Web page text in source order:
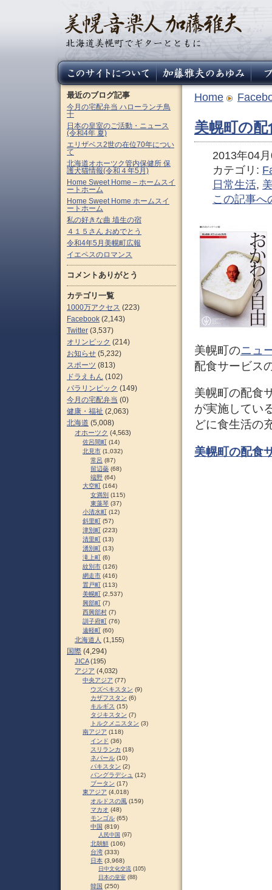
Home
美幌町の
2013年04
カテゴリ:
日常生活,
この記事へ
美幌町のニュ
配食サービス
美幌町の配食
が実施してい
どに食生活の
美幌町の配食
最近のブログ記事
今月の宅配弁当 ハローランチ鳥
十
日本の皇室のご活動・ニュース
(令和4年 夏)
エリザベス2世の在位70年につい
て
北海道オホーツク管内保健所 保
護犬猫情報(令和４年5月)
Home Sweet Home – ホームスイ
ートホーム
Home Sweet Home ホームスイ
ートホーム
私の好きな曲 埴生の宿
４１５さん おめでとう
令和4年5月美幌町広報
イエペスのロマンス
コメントありがとう
カテゴリ一覧
1000万アクセス (223)
Facebook (2,143)
Twitter (3,537)
オリンピック (214)
お知らせ (5,232)
スポーツ (813)
ドラえもん (102)
パラリンピック (149)
今月の宅配弁当 (0)
健康・福祉 (2,063)
北海道 (5,008)
オホーツク (4,563)
佐呂間町 (14)
北見市 (1,032)
常呂 (87)
留辺蘂 (68)
端野 (64)
大空町 (164)
女満別 (115)
東藻琴 (37)
小清水町 (12)
斜里町 (57)
津別町 (223)
清里町 (13)
湧別町 (13)
滝上町 (6)
紋別市 (126)
網走市 (416)
置戸町 (113)
美幌町 (2,537)
興部町 (7)
西興部村 (7)
訓子府町 (76)
遠軽町 (60)
北海道人 (1,155)
国際 (4,294)
JICA(195)
アジア (4,032)
中央アジア (77)
ウズベキスタン (9)
カザフスタン (6)
キルギス (15)
タジキスタン (7)
トルクメニスタン (3)
南アジア (118)
インド (36)
スリランカ (18)
ネパール (10)
パキスタン (2)
バングラデシュ (12)
ブータン (17)
東アジア (4,018)
オルドスの風 (159)
マカオ (48)
モンゴル (65)
中国 (819)
人民中国 (97)
北朝鮮 (106)
台湾 (333)
日本 (3,968)
日中文化交流 (105)
日本の皇室 (88)
韓国 (250)